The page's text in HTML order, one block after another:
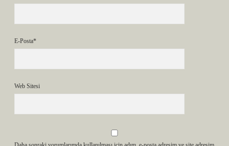
E-Posta*
Web Sitesi